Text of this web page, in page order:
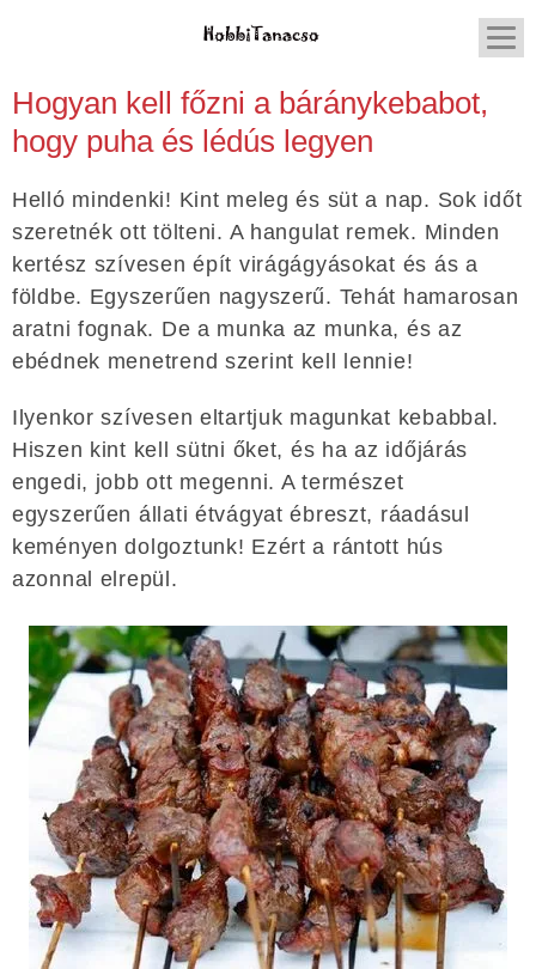
Hogyan kell főzni a báránykebabot,
hogy puha és lédús legyen
Helló mindenki! Kint meleg és süt a nap. Sok időt
szeretnék ott tölteni. A hangulat remek. Minden
kertész szívesen épít virágágyásokat és ás a
földbe. Egyszerűen nagyszerű. Tehát hamarosan
aratni fognak. De a munka az munka, és az
ebédnek menetrend szerint kell lennie!
Ilyenkor szívesen eltartjuk magunkat kebabbal.
Hiszen kint kell sütni őket, és ha az időjárás
engedi, jobb ott megenni. A természet
egyszerűen állati étvágyat ébreszt, ráadásul
keményen dolgoztunk! Ezért a rántott hús
azonnal elrepül.